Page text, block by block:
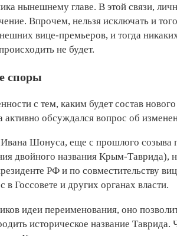
нынешнему главе. В этой связи,
Впрочем, нельзя исключать и
вице-премьеров, и тогда
не будет.
споры
с тем, каким будет состав
активно обсуждался вопрос об
Ивана Шонуса, еще с прошлого
двойного названия Крым-Таврида),
РФ и по совместительству
в Госсовете и других органах власти.
идеи переименования, оно
историческое название